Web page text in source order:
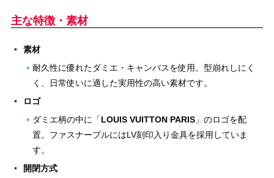
主な特徴・素材
素材
耐久性に優れたダミエ・キャンバスを使用。型崩れしにく
く、日常使いに適した実用性の高い素材です。
ロゴ
ダミエ柄の中に「LOUIS VUITTON PARIS 」のロゴを配
置。ファスナープルにはLV刻印入り金具を採用していま
す。
開閉方式